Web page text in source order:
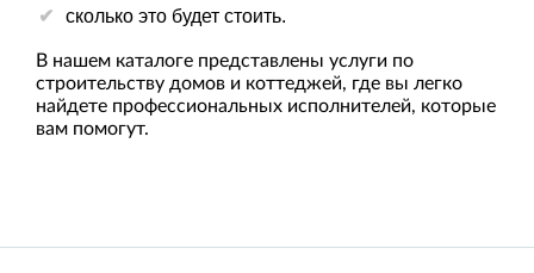
сколько это будет стоить.
В нашем каталоге представлены услуги по
строительству домов и коттеджей, где вы легко
найдете профессиональных исполнителей, которые
вам помогут.